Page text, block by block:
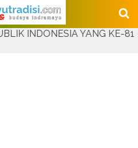
YANG KE-81